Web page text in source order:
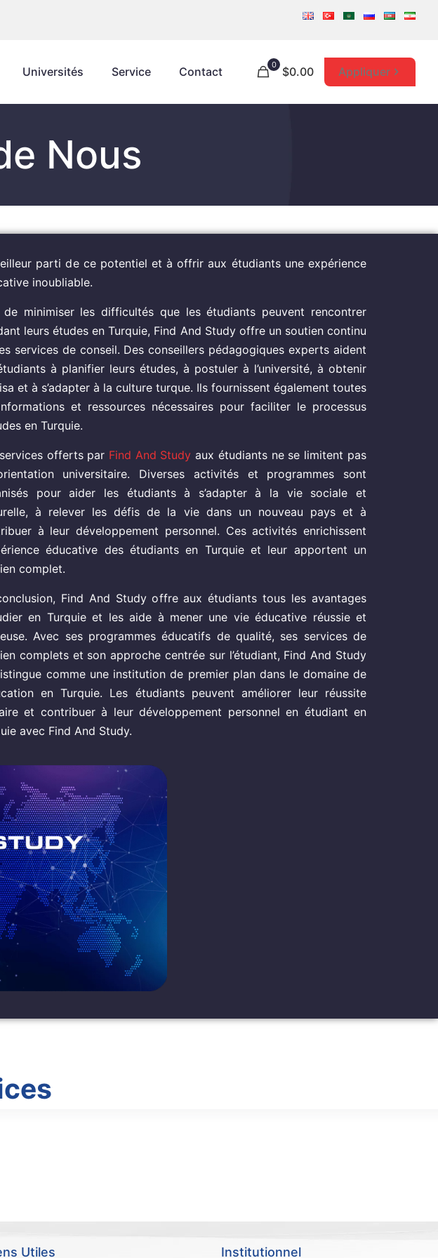
Universités Service Contact 0 $0.00 Appliquer
Nous
parti de ce potentiel et à offrir aux étudiants une expérience
inoubliable.
minimiser les difficultés que les étudiants peuvent rencontrer
leurs études en Turquie, Find And Study offre un soutien continu
services de conseil. Des conseillers pédagogiques experts aident
à planifier leurs études, à postuler à l’université, à obtenir
et à s’adapter à la culture turque. Ils fournissent également toutes
et ressources nécessaires pour faciliter le processus
en Turquie.
offerts par Find And Study aux étudiants ne se limitent pas
universitaire. Diverses activités et programmes sont
pour aider les étudiants à s’adapter à la vie sociale et
à relever les défis de la vie dans un nouveau pays et à
à leur développement personnel. Ces activités enrichissent
éducative des étudiants en Turquie et leur apportent un
complet.
Find And Study offre aux étudiants tous les avantages
en Turquie et les aide à mener une vie éducative réussie et
Avec ses programmes éducatifs de qualité, ses services de
complets et son approche centrée sur l’étudiant, Find And Study
comme une institution de premier plan dans le domaine de
en Turquie. Les étudiants peuvent améliorer leur réussite
et contribuer à leur développement personnel en étudiant en
avec Find And Study.
Utiles Institutionnel